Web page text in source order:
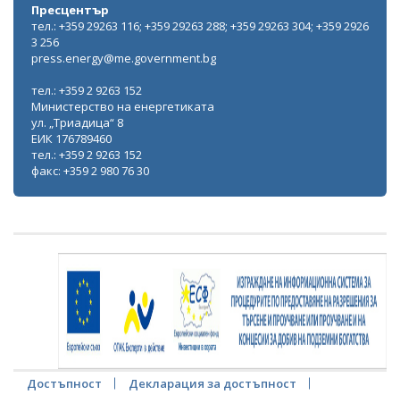
Пресцентър
тел.: +359 29263 116; +359 29263 288; +359 29263 304; +359 2926
3 256
press.energy@me.government.bg
тел.: +359 2 9263 152
Министерство на енергетиката
ул. „Триадица“ 8
ЕИК 176789460
тел.: +359 2 9263 152
факс: +359 2 980 76 30
Достъпност Декларация за достъпност